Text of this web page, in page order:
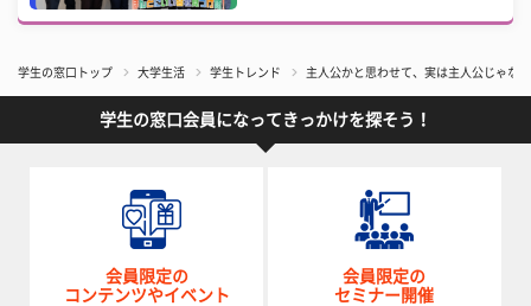
学生の窓口トップ 大学生活 学生トレンド 主人公かと思わせて、実は主人公じゃな
学生の窓口会員になってきっかけを探そう！
会員限定の
コンテンツやイベント
会員限定の
セミナー開催